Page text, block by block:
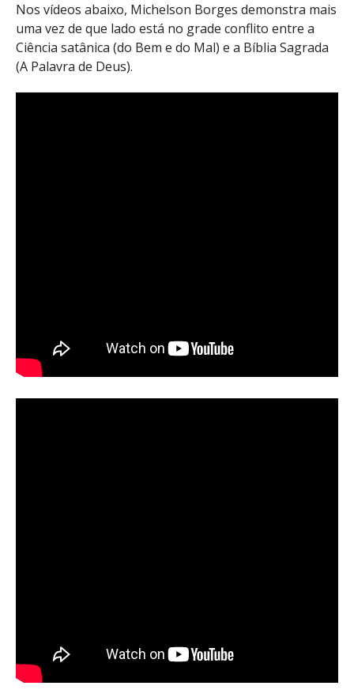
Nos vídeos abaixo, Michelson Borges demonstra mais
uma vez de que lado está no grade conflito entre a
Ciência satânica (do Bem e do Mal) e a Bíblia Sagrada
(A Palavra de Deus).